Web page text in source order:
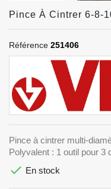
Pince À Cintrer 6-8-
Référence 251406
Pince à cintrer multi-
Polyvalent : 1 outil pour
 En stock